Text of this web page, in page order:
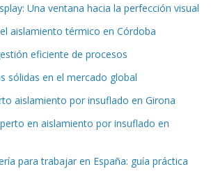
Una ventana hacia la perfección visual
aislamiento térmico en Córdoba
eficiente de procesos
sólidas en el mercado global
aislamiento por insuflado en Girona
en aislamiento por insuflado en
para trabajar en España: guía práctica